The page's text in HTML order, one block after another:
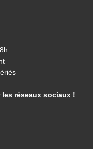
réseaux sociaux !